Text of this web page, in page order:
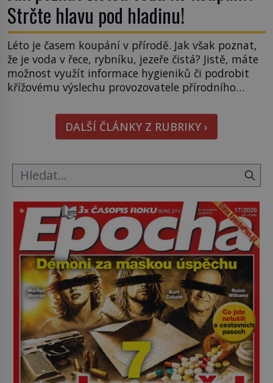
Strčte hlavu pod hladinu!
Léto je časem koupání v přírodě. Jak však poznat,
že je voda v řece, rybníku, jezeře čistá? Jistě, máte
možnost využít informace hygieniků či podrobit
křížovému výslechu provozovatele přírodního
Podívat se pod hladinu a zjistit, kdo si onu
konkrétní vodní lokalitu oblíbil už dávno před
vámi. Říká se jim bioindikátory […]
DALŠÍ ČLÁNKY Z RUBRIKY ›